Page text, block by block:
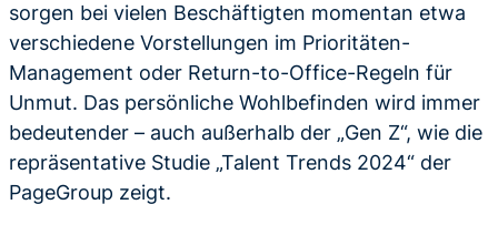
sorgen bei vielen Beschäftigten momentan etwa
verschiedene Vorstellungen im Prioritäten-
Management oder Return-to-Office-Regeln für
Unmut. Das persönliche Wohlbefinden wird immer
bedeutender – auch außerhalb der „Gen Z“, wie die
repräsentative Studie „Talent Trends 2024“ der
PageGroup zeigt.